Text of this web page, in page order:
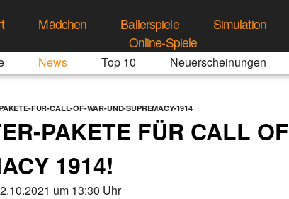
Mädchen Ballerspiele Simulation
Online-Spiele
News Top 10 Neuerscheinungen
FUR-CALL-OF-WAR-UND-SUPREMACY-1914
PAKETE FÜR CALL OF
1914!
um 13:30 Uhr